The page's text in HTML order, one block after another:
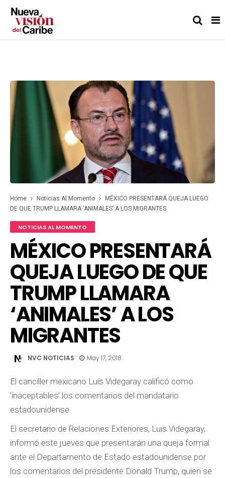
Home Noticias Al Momento
MÉXICO PRESENTARÁ QUEJA LUEGO
DE QUE TRUMP LLAMARA ‘ANIMALES’ A LOS MIGRANTES
NOTICIAS AL MOMENTO
MÉXICO PRESENTARÁ
QUEJA LUEGO DE QUE
TRUMP LLAMARA
‘ANIMALES’ A LOS
MIGRANTES
NVC NOTICIAS May 17, 2018
El canciller mexicano Luis Videgaray calificó como
‘inaceptables’ los comentarios del mandatario
estadounidense.
El secretario de Relaciones Exteriores, Luis Videgaray,
informó este jueves que presentarán una queja formal
ante el Departamento de Estado estadounidense por
los comentarios del presidente Donald Trump, quien se